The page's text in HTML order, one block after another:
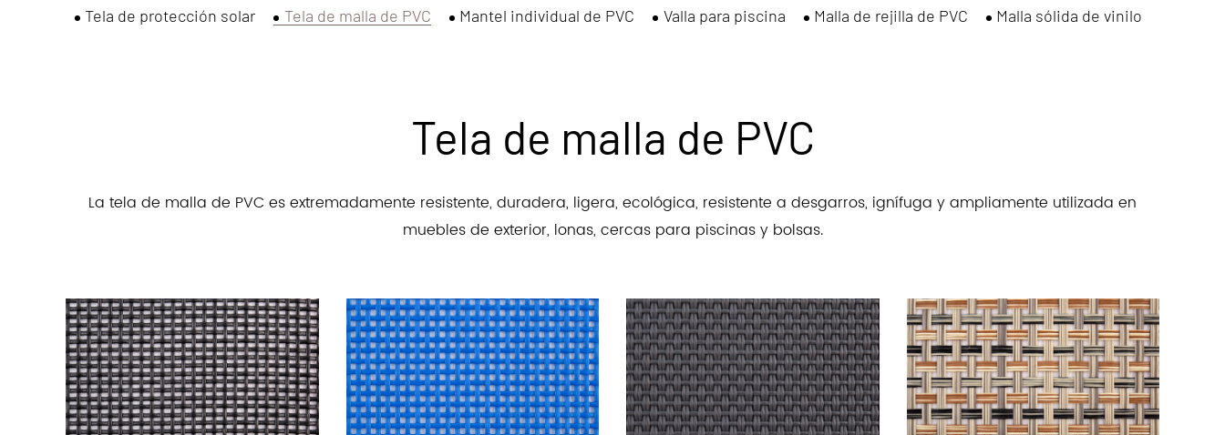
Tela de malla de PVC Mantel individual de PVC Valla para piscina Malla de rejilla de PVC Malla sólida de vinilo Lonas Bolsa de plantas
Tela de malla de PVC
La tela de malla de PVC es extremadamente resistente, duradera, ligera, ecológica, resistente a desgarros, ignífuga y ampliamente utilizada en
muebles de exterior, lonas, cercas para piscinas y bolsas.